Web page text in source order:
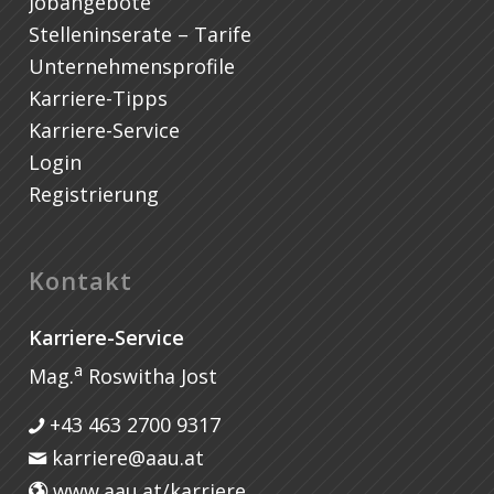
Stelleninserate – Tarife
Unternehmensprofile
Karriere-Tipps
Karriere-Service
Login
Registrierung
Kontakt
Karriere-Service
Mag.a Roswitha Jost
+43 463 2700 9317
karriere@aau.at